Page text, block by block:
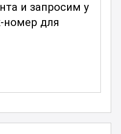
и запросим у
номер для